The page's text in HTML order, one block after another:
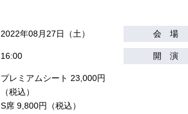
2022年08月27日（土） 会 場
16:00 開 演
プレミアムシート 23,000円
（税込）
S席 9,800円（税込）